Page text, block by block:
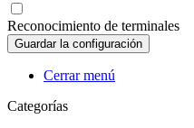
Reconocimiento de terminales
Cerrar menú
Categorías